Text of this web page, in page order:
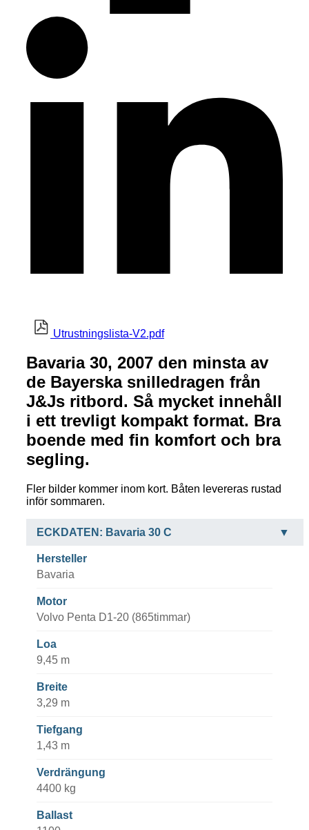
Utrustningslista-V2.pdf
Bavaria 30, 2007 den minsta av
de Bayerska snilledragen från
J&Js ritbord. Så mycket innehåll
i ett trevligt kompakt format. Bra
boende med fin komfort och bra
segling.
Fler bilder kommer inom kort. Båten levereras rustad
inför sommaren.
ECKDATEN: Bavaria 30 C
Hersteller
Bavaria
Motor
Volvo Penta D1-20 (865timmar)
Loa
9,45 m
Breite
3,29 m
Tiefgang
1,43 m
Verdrängung
4400 kg
Ballast